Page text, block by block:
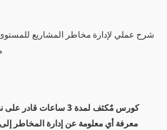
شرح عملي لإدارة مخاطر المشاريع
كورس مٌكثف لمدة 3
معرفة أي معلومة عن إدارة المخاطر